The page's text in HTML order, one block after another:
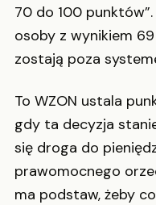
70 do 100
osoby z wynikiem
zostają poza
To WZON ustala
gdy ta decyzja
się droga do
prawomocnego
ma podstaw, żeby